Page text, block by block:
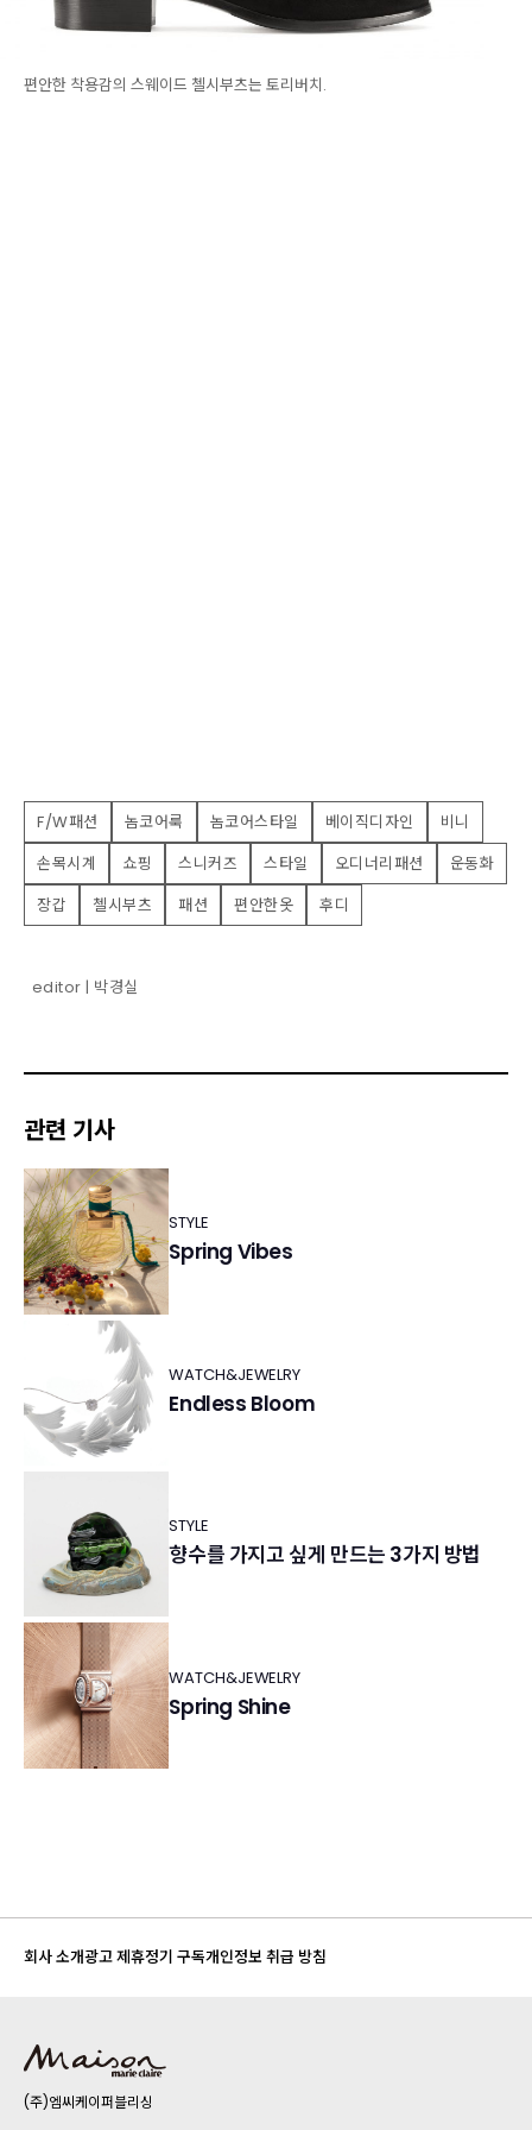
편안한 착용감의 스웨이드 첼시부츠는 토리버치.
F/W패션 놈코어룩 놈코어스타일 베이직디자인
비니
손목시계
쇼핑 스니커즈 스타일 오디너리패션
운동화
장갑
첼시부츠 패션 편안한옷 후디
editor | 박경실
관련 기사
STYLE
Spring Vibes
WATCH&JEWELRY
Endless Bloom
STYLE
향수를 가지고 싶게 만드는 3가지 방법
WATCH&JEWELRY
Spring Shine
회사 소개광고 제휴정기 구독개인정보 취급 방침
(주)엠씨케이퍼블리싱